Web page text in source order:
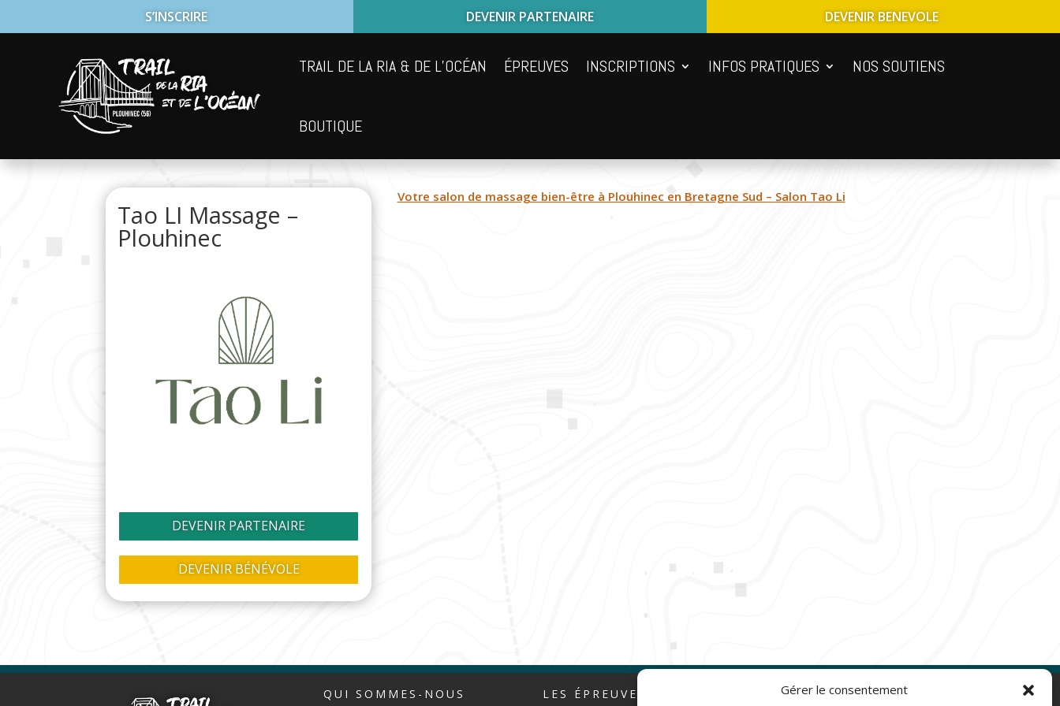
Gérer le consentement
S’INSCRIRE DEVENIR PARTENAIRE DEVENIR BENEVOLE
TRAIL DE LA RIA & DE L’OCÉAN ÉPREUVES INSCRIPTIONS INFOS PRATIQUES NOS SOUTIENS
BOUTIQUE
Tao LI Massage –
Plouhinec
DEVENIR PARTENAIRE
DEVENIR BÉNÉVOLE
Votre salon de massage bien-être à Plouhinec en Bretagne Sud – Salon Tao Li
QUI SOMMES-NOUS LES ÉPREUVES NAVIGATION